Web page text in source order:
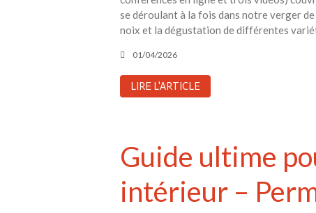
se déroulant à la fois dans notre verger
noix et la dégustation de différentes
01/04/2026
LIRE L'ARTICLE
Guide ultime
intérieur –